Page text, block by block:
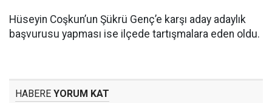
Hüseyin Coşkun’un Şükrü Genç’e karşı aday adaylık
başvurusu yapması ise ilçede tartışmalara eden oldu.
HABERE YORUM KAT